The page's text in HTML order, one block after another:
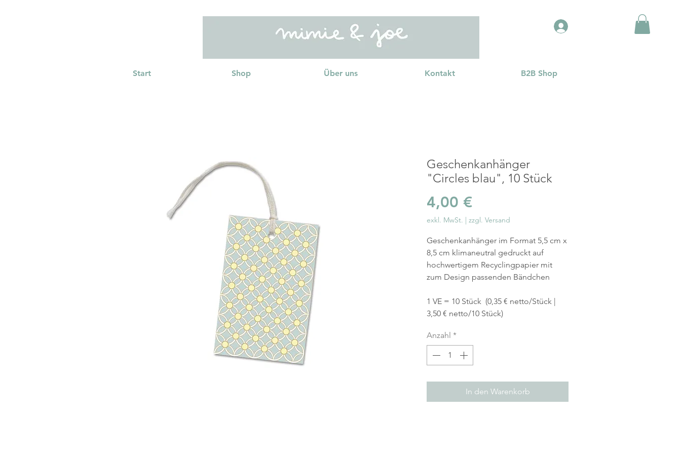
Start Shop Über uns Kontakt B2B Shop
Geschenkanhänger
"Circles blau", 10 Stück
4,00 €Preis
exkl. MwSt. | zzgl. Versand
Geschenkanhänger im Format 5,5 cm x
8,5 cm klimaneutral gedruckt auf
hochwertigem Recyclingpapier mit
zum Design passenden Bändchen
1 VE = 10 Stück (0,35 € netto/Stück |
3,50 € netto/10 Stück)
Anzahl *
In den Warenkorb